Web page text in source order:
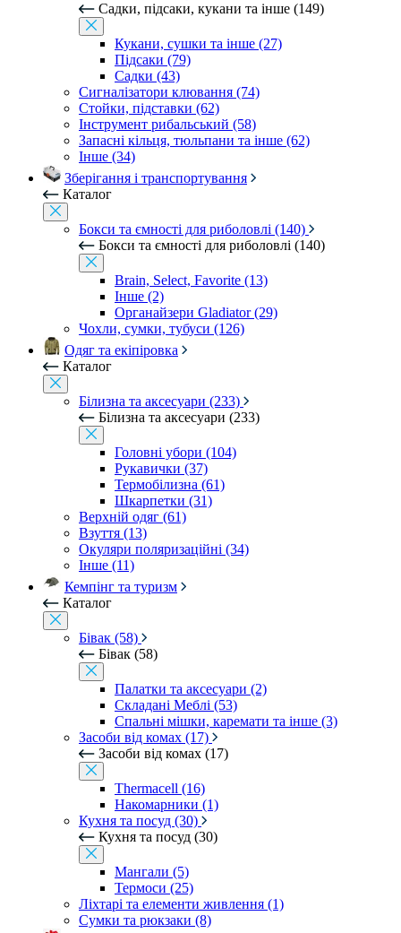
Садки, підсаки, кукани та інше (149)
Кукани, сушки та інше (27)
Підсаки (79)
Садки (43)
Сигналізатори клювання (74)
Стойки, підставки (62)
Інструмент рибальський (58)
Запасні кільця, тюльпани та інше (62)
Інше (34)
Зберігання і транспортування
Каталог
Бокси та ємності для риболовлі (140)
Бокси та ємності для риболовлі (140)
Brain, Select, Favorite (13)
Інше (2)
Органайзери Gladiator (29)
Чохли, сумки, тубуси (126)
Одяг та екіпіровка
Каталог
Білизна та аксесуари (233)
Білизна та аксесуари (233)
Головні убори (104)
Рукавички (37)
Термобілизна (61)
Шкарпетки (31)
Верхній одяг (61)
Взуття (13)
Окуляри поляризаційні (34)
Інше (11)
Кемпінг та туризм
Каталог
Бівак (58)
Бівак (58)
Палатки та аксесуари (2)
Складані Меблі (53)
Спальні мішки, каремати та інше (3)
Засоби від комах (17)
Засоби від комах (17)
Thermacell (16)
Накомарники (1)
Кухня та посуд (30)
Кухня та посуд (30)
Мангали (5)
Термоси (25)
Ліхтарі та елементи живлення (1)
Сумки та рюкзаки (8)